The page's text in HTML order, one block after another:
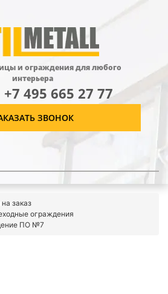
и ограждения для любого
интерьера
+7 495 665 27 77
ЗВОНОК
заказ
ограждения
ПО №7